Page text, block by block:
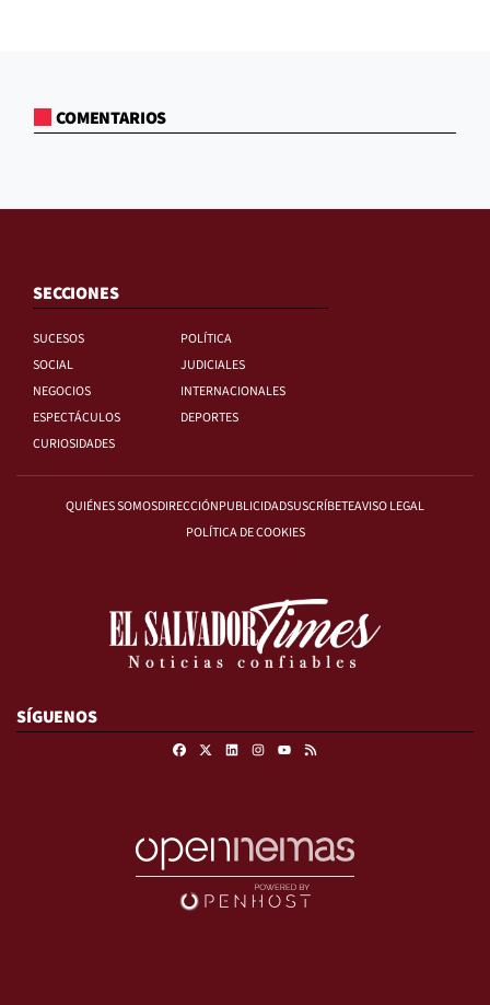
COMENTARIOS
SECCIONES
SUCESOS
POLÍTICA
SOCIAL
JUDICIALES
NEGOCIOS
INTERNACIONALES
ESPECTÁCULOS
DEPORTES
CURIOSIDADES
QUIÉNES SOMOSDIRECCIÓNPUBLICIDADSUSCRÍBETEAVISO LEGAL
POLÍTICA DE COOKIES
SÍGUENOS
FacebookLinkedinInstagram